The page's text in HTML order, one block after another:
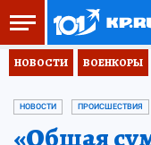
НОВОСТИ ВОЕНКОРЫ
НОВОСТИ ПРОИСШЕСТВИЯ
«Общая